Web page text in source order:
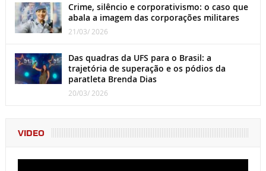
Crime, silêncio e corporativismo: o caso que
abala a imagem das corporações militares
21/03/ 2026
Das quadras da UFS para o Brasil: a
trajetória de superação e os pódios da
paratleta Brenda Dias
20/03/ 2026
VIDEO